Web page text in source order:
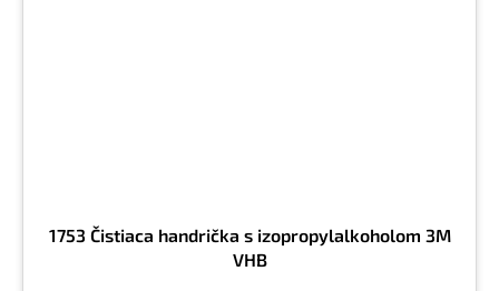
1753 Čistiaca handrička s izopropylalkoholom 3M
VHB